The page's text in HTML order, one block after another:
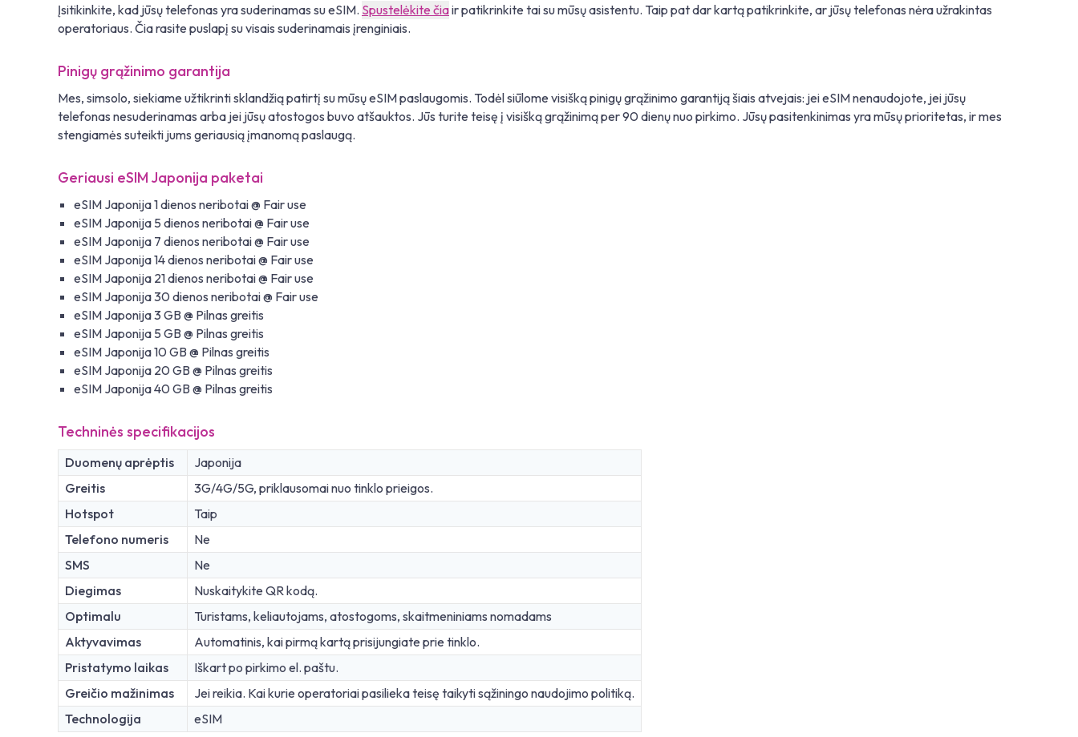
Įsitikinkite, kad jūsų telefonas yra suderinamas su eSIM. Spustelėkite čiair patikrinkite tai su mūsų asistentu. Taip pat dar kartą patikrinkite, ar jūsų telefonas nėra užrakintas
operatoriaus. Čia rasite puslapį su visais suderinamais įrenginiais.
Pinigų grąžinimo garantija
Mes, simsolo, siekiame užtikrinti sklandžią patirtį su mūsų eSIM paslaugomis. Todėl siūlome visišką pinigų grąžinimo garantiją šiais atvejais: jei eSIM nenaudojote, jei jūsų
telefonas nesuderinamas arba jei jūsų atostogos buvo atšauktos. Jūs turite teisę į visišką grąžinimą per 90 dienų nuo pirkimo. Jūsų pasitenkinimas yra mūsų prioritetas, ir mes
stengiamės suteikti jums geriausią įmanomą paslaugą.
Geriausi eSIM Japonija paketai
eSIM Japonija 1 dienos neribotai @ Fair use
eSIM Japonija 5 dienos neribotai @ Fair use
eSIM Japonija 7 dienos neribotai @ Fair use
eSIM Japonija 14 dienos neribotai @ Fair use
eSIM Japonija 21 dienos neribotai @ Fair use
eSIM Japonija 30 dienos neribotai @ Fair use
eSIM Japonija 3 GB @ Pilnas greitis
eSIM Japonija 5 GB @ Pilnas greitis
eSIM Japonija 10 GB @ Pilnas greitis
eSIM Japonija 20 GB @ Pilnas greitis
eSIM Japonija 40 GB @ Pilnas greitis
Techninės specifikacijos
Duomenų aprėptis
Japonija
Greitis
3G/4G/5G, priklausomai nuo tinklo prieigos.
Hotspot
Taip
Telefono numeris
Ne
SMS
Ne
Diegimas
Nuskaitykite QR kodą.
Optimalu
Turistams, keliautojams, atostogoms, skaitmeniniams nomadams
Aktyvavimas
Automatinis, kai pirmą kartą prisijungiate prie tinklo.
Pristatymo laikas
Iškart po pirkimo el. paštu.
Greičio mažinimas
Jei reikia. Kai kurie operatoriai pasilieka teisę taikyti sąžiningo naudojimo politiką.
Technologija
eSIM